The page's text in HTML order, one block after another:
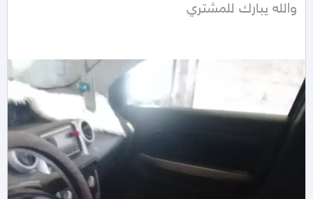
والله يبارك للمشتري